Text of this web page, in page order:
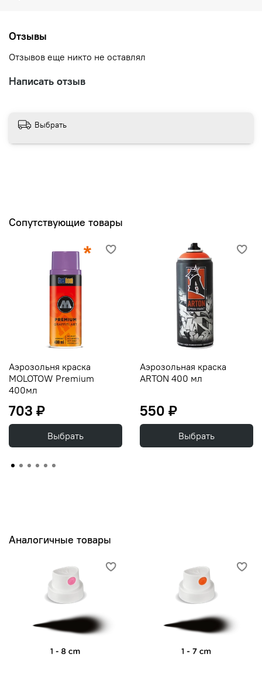
Отзывы
Отзывов еще никто не оставлял
Написать отзыв
Выбрать
Сопутствующие товары
Аэрозольня краска
MOLOTOW Premium
400мл
703 ₽
Выбрать
Аэрозольная краска
ARTON 400 мл
550 ₽
Выбрать
Аналогичные товары